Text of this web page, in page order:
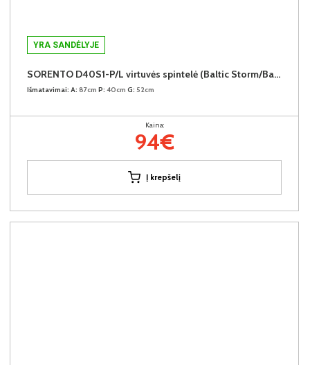
YRA SANDĖLYJE
SORENTO D40S1-P/L virtuvės spintelė (Baltic Storm/Baltic Storm)
Išmatavimai: A: 87cm P: 40cm G: 52cm
Kaina:
94€
Į krepšelį